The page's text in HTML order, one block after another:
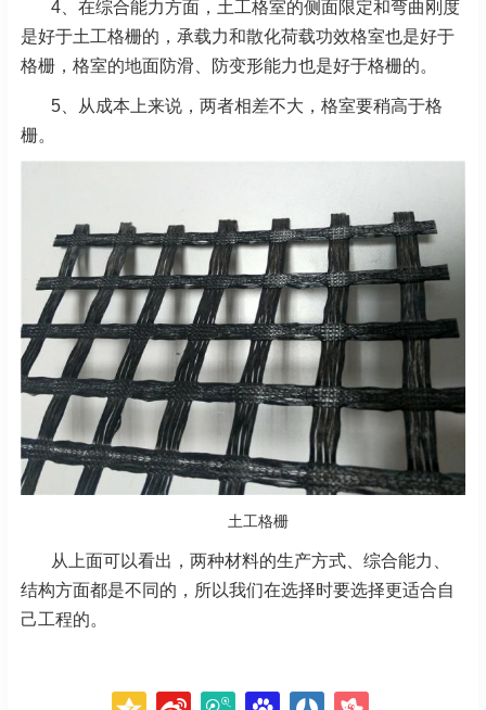
4、在综合能力方面，土工格室的侧面限定和弯曲刚度
是好于土工格栅的，承载力和散化荷载功效格室也是好于
格栅，格室的地面防滑、防变形能力也是好于格栅的。
5、从成本上来说，两者相差不大，格室要稍高于格
栅。
土工格栅
从上面可以看出，两种材料的生产方式、综合能力、
结构方面都是不同的，所以我们在选择时要选择更适合自
己工程的。